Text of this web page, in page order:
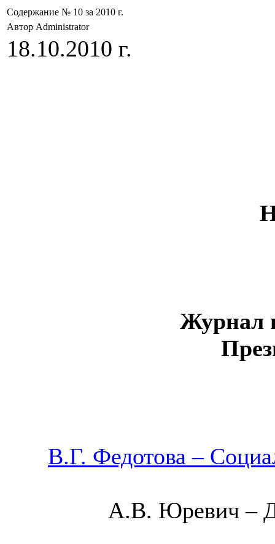
Содержание № 10 за 2010 г.
Автор Administrator
18.10.2010 г.
Журнал
В.Г. Федотова –
А.В. Юревич –